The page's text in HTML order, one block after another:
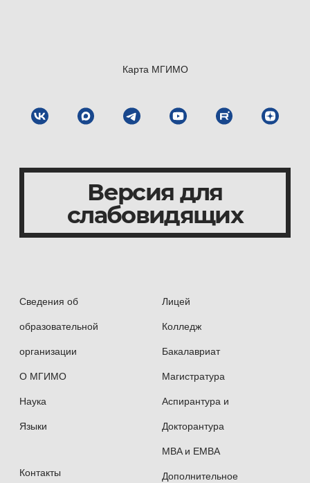
of Economics at the Moscow State Institute
Professional experience: since 2017.
Work experience at MGIMO: since 2018.
Management;
International Marketing;
Publications: several academic papers
Сведения об
образовательной
организации
О МГИМО
Наука
Языки
Контакты
Лицей
Колледж
Бакалавриат
Магистратура
Аспирантура и
Докторантура
MBA и EMBA
Дополнительное
Карта МГИМО
Версия для
слабовидящих